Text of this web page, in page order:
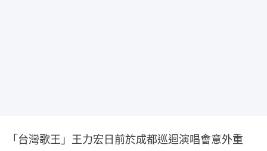
「台灣歌王」王力宏日前於成都巡迴演唱會意外重